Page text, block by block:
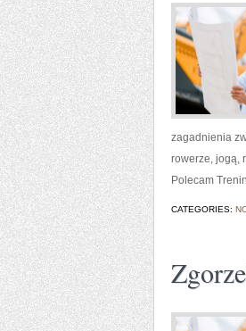
zagadnienia
rowerze, jogą,
Polecam
CATEGORIES: